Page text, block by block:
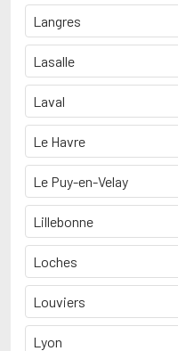
Langres
Lasalle
Laval
Le Havre
Le Puy-en-Velay
Lillebonne
Loches
Louviers
Lyon